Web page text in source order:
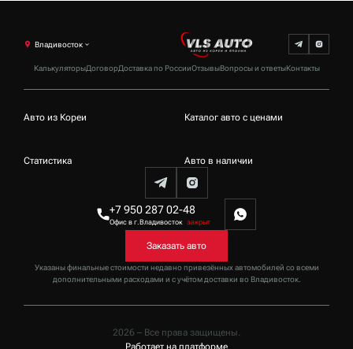
КалькуляторыДоговорДоставка по РоссииОтзывыВопросы и ответыКонтакты
Владивосток
+7 950 287 02-48
Офис в г.Владивосток закрыт
Указаны финальные стоимости недавно привезённых автомобилей со всеми
дополнительными расходами и с учётом доставки во Владивосток.
Заказать авто
Авто из Кореи Каталог авто с ценами
Статистика Авто в наличии
2026 – Все права защищены.
Работает на платформе